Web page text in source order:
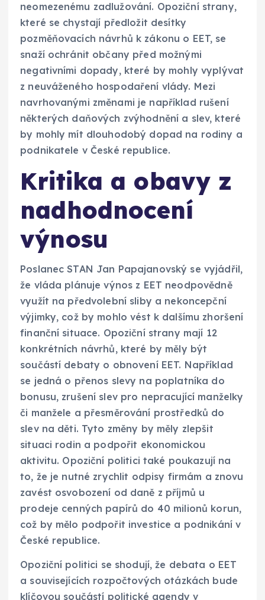
neomezenému zadlužování. Opoziční strany,
které se chystají předložit desítky
pozměňovacích návrhů k zákonu o EET, se
snaží ochránit občany před možnými
negativními dopady, které by mohly vyplývat
z neuváženého hospodaření vlády. Mezi
navrhovanými změnami je například rušení
některých daňových zvýhodnění a slev, které
by mohly mít dlouhodobý dopad na rodiny a
podnikatele v České republice.
Kritika a obavy z
nadhodnocení
výnosu
Poslanec STAN Jan Papajanovský se vyjádřil,
že vláda plánuje výnos z EET neodpovědně
využít na předvolební sliby a nekoncepční
výjimky, což by mohlo vést k dalšímu zhoršení
finanční situace. Opoziční strany mají 12
konkrétních návrhů, které by měly být
součástí debaty o obnovení EET. Například
se jedná o přenos slevy na poplatníka do
bonusu, zrušení slev pro nepracující manželky
či manžele a přesměrování prostředků do
slev na děti. Tyto změny by měly zlepšit
situaci rodin a podpořit ekonomickou
aktivitu. Opoziční politici také poukazují na
to, že je nutné zrychlit odpisy firmám a znovu
zavést osvobození od daně z příjmů u
prodeje cenných papírů do 40 milionů korun,
což by mělo podpořit investice a podnikání v
České republice.
Opoziční politici se shodují, že debata o EET
a souvisejících rozpočtových otázkách bude
klíčovou součástí politické agendy v